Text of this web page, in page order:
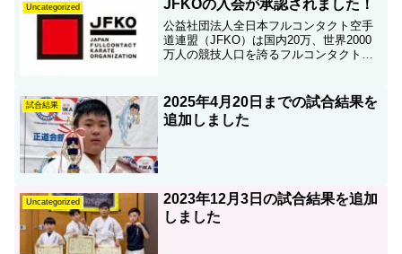
Uncategorized JFKOの入会が承認されました！
公益社団法人全日本フルコンタクト空手
道連盟（JFKO）は国内20万、世界2000
万人の競技人口を誇るフルコンタクト空
組織です。2023年10月現在、362の流派
団体が加...
試合結果
2025年4月20日までの試合結果を
追加しました
Uncategorized
2023年12月3日の試合結果を追加
しました